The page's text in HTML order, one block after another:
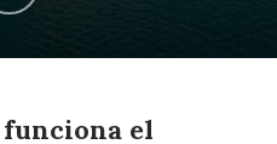
funciona el